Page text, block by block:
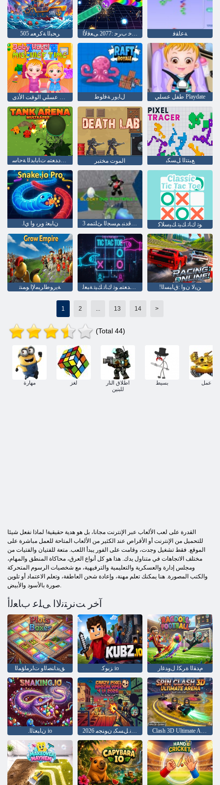
505 ﺮﺤﺒﻟﺍ ﺔﻛﺮﻌﻣ ﻞﻠﺧ ﺏﺮﺣ :2077 ﻰﻌﻓﻷ ﺍ ﺔﻋﺎﻘﻓ
طفل عسلي الوقت الأذى ﻝﺎﻳﻭﺭ ﺔﻓﺍﻮﻃ طفل عسلي Playdate
الموت مختبر ﻊﺒﺘﺘﻟﺍ ﻞﺴﻜﺑ
.ﻥﺎﺒﻌﺛ ﻭﺮﺑ ﻭﺍ ﻱﺍ 3 ﻥﺍﻮﻟﻷ ﺍ ﺔﻴﻗﺪﻨﺑ ﻢﺴﺠﻟﺍ ﺊﻠﺘﻤﻣ ﻮﺗ ﻙﺎﺗ ﻚﻴﺗ ﻚﻴﺳﻼ ﻛ
ﺔﻳﺭﻮﻃﺍﺮﺒﻣﻹ ﺍ ﻮﻤﻨﺗ ﺖﻧﺮﺘﻧﻹ ﺍ ﺮﺒﻋ ﻦﻴﺒﻋﻼ ﻟﺍ ﺓﺩﺪﻌﺘﻣ ﻮﺗ ﻙﺎﺗ ﻚﻴﺗ ﺔﺒﻌﻟ !ﻦﻳﻻ ﻥﻭﺍ :ﻕﺎﺒﺴﻟﺍ
1 2 ... 13 14 >
(Total 44)
مهارة لغز
اطلاق النار
للبنين
بسيط عمل
القدرة على لعب الألعاب عبر الإنترنت مجانا، بل هو هدية حقيقية! لماذا نفعل شيئا
للتحميل من الإنترنت أو الأقراص عند الكثير من الألعاب المتاحة للعمل مباشرة على
الموقع. فقط تشغيل وجدت، وقامت على الفور يبدأ اللعب. متعة للفتيان والفتيات من
مختلف الاتجاهات في متناول يدك. هذا هو كل أنواع العرق، محاكاة المنطق والمهام،
ومجلس إدارة والعسكرية والتعليمية والترفيهية، مع شخصيات الرسوم المتحركة
والكتب المصورة. هنا يمكنك تعلم مهنة، وإعادة شحن العاطفة، وتعلم الاعتماد أو تلوين
صورة بالأسود والأبيض.
آخر ﺖﻧﺮﺘﻧﻻ ﺍ ﻰﻠﻋ ﺏﺎﻌﻟﺃ
ﻖﻳﺩﺎﻨﺼﻟﺍﻭ ﺕﺍﺮﻣﺍﺆﻤﻟﺍ .ﺰﺑﻮﻛ io ﻡﺪﻘﻟﺍ ﺓﺮﻜﻟ ﻝﻭﺪﻏﺍﺭ
.ﻥﺎﺒﻌﺜﻟﺍ io 2026 ﻡﺪﺨﺘﺴﻤﻟﺍ ﺔﻬﺟﺍﻭ 4 ﻢﻟﺎﻌﻟﺍ ﺔﻳﺎﻬﻧ ﻞﺴﻜﺑ ﻥﻮﻨﺠﻣ Clash 3D Ultimate Arena ﺔﺒﻌﻟ ﺐﻌﻟﺍ